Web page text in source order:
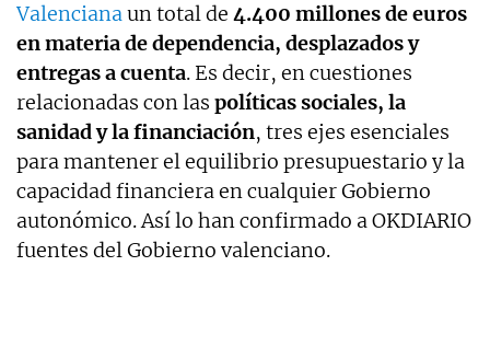
Valencianaun total de 4.400 millones de euros
en materia de dependencia, desplazados y
entregas a cuenta. Es decir, en cuestiones
relacionadas con las políticas sociales, la
sanidad y la financiación, tres ejes esenciales
para mantener el equilibrio presupuestario y la
capacidad financiera en cualquier Gobierno
autonómico. Así lo han confirmado a OKDIARIO
fuentes del Gobierno valenciano.